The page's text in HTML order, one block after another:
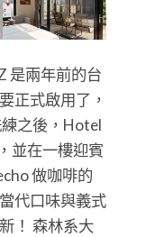
是兩年前的台
正式啟用了，
之後，Hotel
並在一樓迎賓
做咖啡的
代口味與義式
！ 森林系大